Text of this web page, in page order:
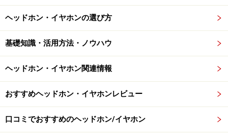
ヘッドホン・イヤホンの選び方
基礎知識・活用方法・ノウハウ
ヘッドホン・イヤホン関連情報
おすすめヘッドホン・イヤホンレビュー
口コミでおすすめのヘッドホン/イヤホン